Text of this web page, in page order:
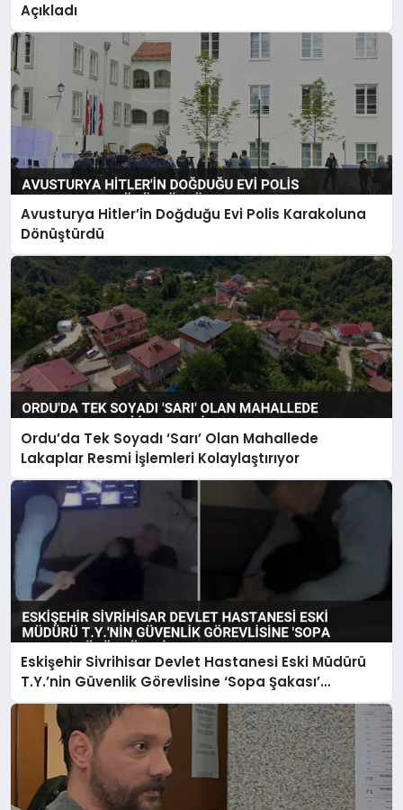
Açıkladı
Avusturya Hitler’in Doğduğu Evi Polis Karakoluna
Dönüştürdü
Ordu’da Tek Soyadı ‘Sarı’ Olan Mahallede
Lakaplar Resmi İşlemleri Kolaylaştırıyor
Eskişehir Sivrihisar Devlet Hastanesi Eski Müdürü
T.Y.’nin Güvenlik Görevlisine ‘Sopa Şakası’
Görüntüleri Ortaya Çıktı